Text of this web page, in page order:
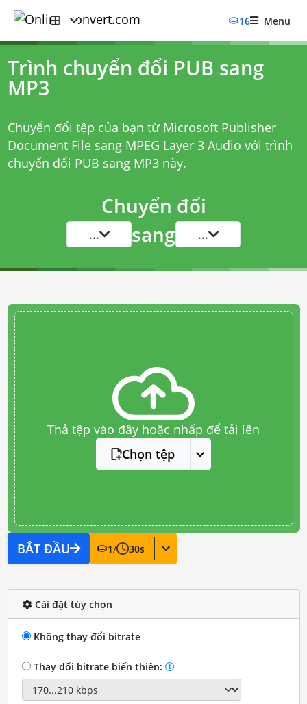
16 Menu
Trình chuyển đổi PUB sang
MP3
Chuyển đổi tệp của bạn từ Microsoft Publisher
Document File sang MPEG Layer 3 Audio với trình
chuyển đổi PUB sang MP3này.
Chuyển đổi
... sang ...
Thả tệp vào đây hoặc nhấp để tải lên
Chọn tệp
BẮT ĐẦU 1/ 30s
Cài đặt tùy chọn
Không thay đổi bitrate
Thay đổi bitrate biến thiên: